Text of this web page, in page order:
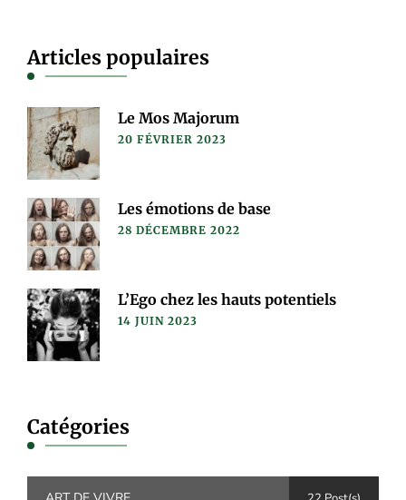
Articles populaires
Le Mos Majorum
20 FÉVRIER 2023
Les émotions de base
28 DÉCEMBRE 2022
L’Ego chez les hauts potentiels
14 JUIN 2023
Catégories